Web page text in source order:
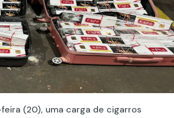
(20), uma carga de cigarros